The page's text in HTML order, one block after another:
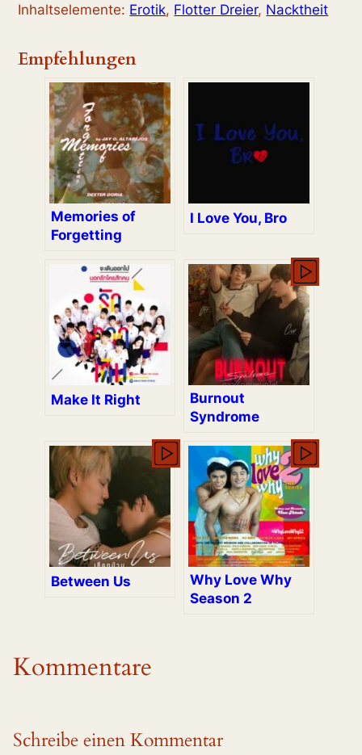
Inhaltselemente: Erotik, Flotter Dreier, Nacktheit
Empfehlungen
Memories of
Forgetting
I Love You, Bro
Make It Right
Burnout
Syndrome
Between Us
Why Love Why
Season 2
Kommentare
Schreibe einen Kommentar